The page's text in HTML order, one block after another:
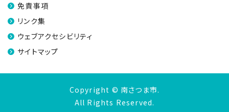
免責事項
リンク集
ウェブアクセシビリティ
サイトマップ
Copyright © 南さつま市.
All Rights Reserved.